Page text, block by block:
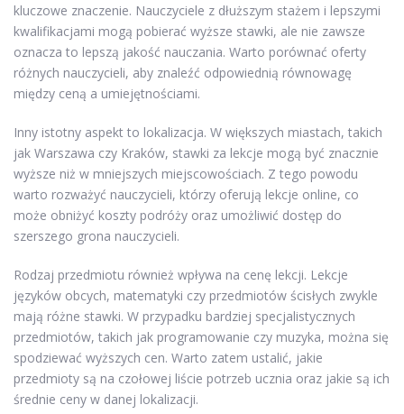
kluczowe znaczenie. Nauczyciele z dłuższym stażem i lepszymi
kwalifikacjami mogą pobierać wyższe stawki, ale nie zawsze
oznacza to lepszą jakość nauczania. Warto porównać oferty
różnych nauczycieli, aby znaleźć odpowiednią równowagę
między ceną a umiejętnościami.
Inny istotny aspekt to lokalizacja. W większych miastach, takich
jak Warszawa czy Kraków, stawki za lekcje mogą być znacznie
wyższe niż w mniejszych miejscowościach. Z tego powodu
warto rozważyć nauczycieli, którzy oferują lekcje online, co
może obniżyć koszty podróży oraz umożliwić dostęp do
szerszego grona nauczycieli.
Rodzaj przedmiotu również wpływa na cenę lekcji. Lekcje
języków obcych, matematyki czy przedmiotów ścisłych zwykle
mają różne stawki. W przypadku bardziej specjalistycznych
przedmiotów, takich jak programowanie czy muzyka, można się
spodziewać wyższych cen. Warto zatem ustalić, jakie
przedmioty są na czołowej liście potrzeb ucznia oraz jakie są ich
średnie ceny w danej lokalizacji.